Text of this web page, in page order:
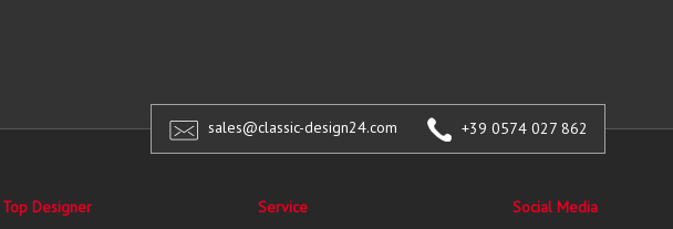
sales@classic-design24.com +39 0574 027 862
Top Designer
Service
Social Media